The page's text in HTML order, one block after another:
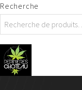
Recherche